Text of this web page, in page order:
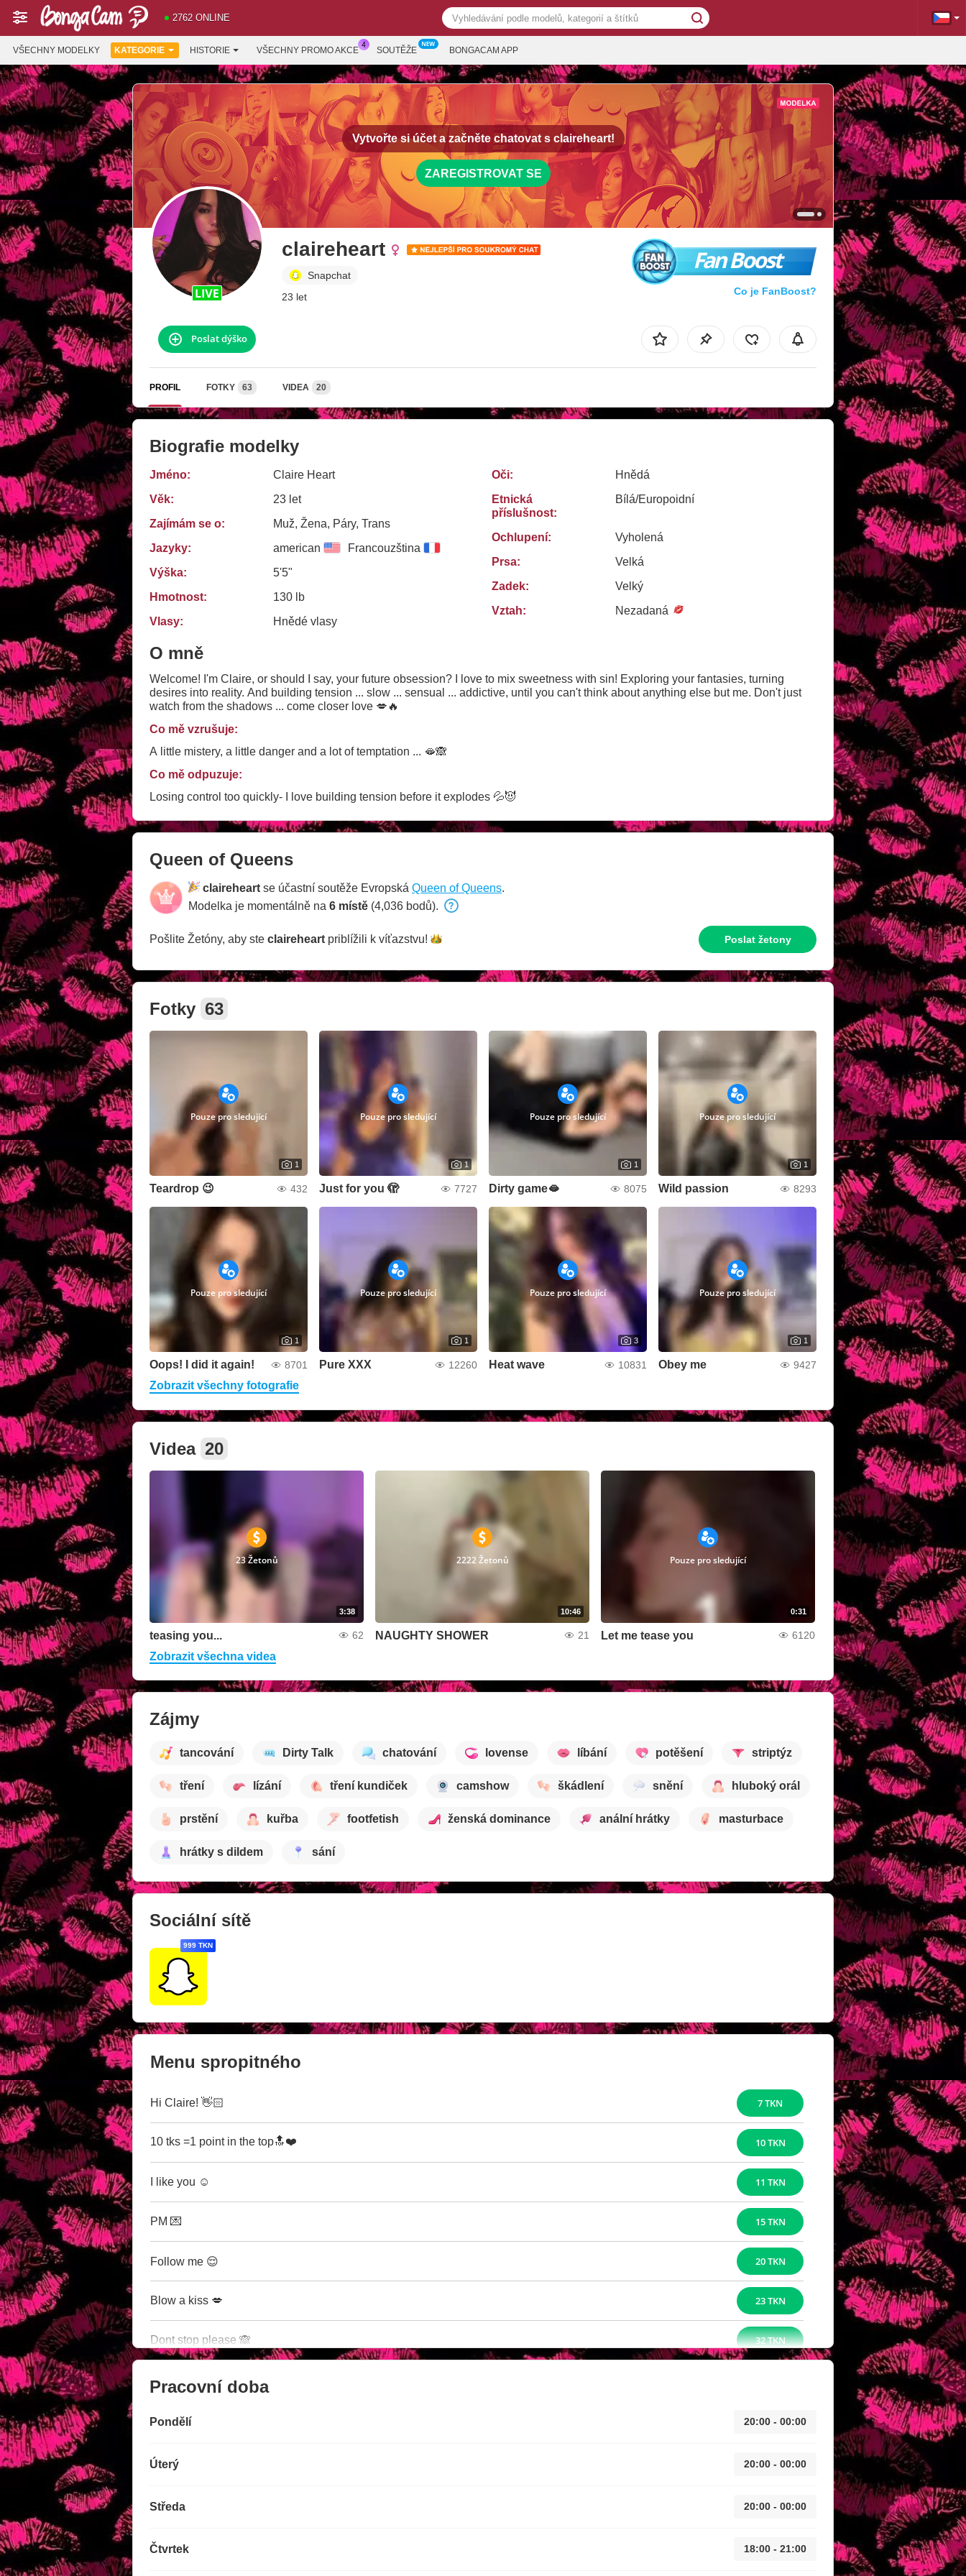
2762 ONLINE
VŠECHNY MODELKY KATEGORIE HISTORIE VŠECHNY PROMO AKCE SOUTĚŽE BONGACAM APP
Vytvořte si účet a začněte chatovat s claireheart!
ZAREGISTROVAT SE
claireheart
Snapchat
23 let
Fan Boost
Co je FanBoost?
Poslat dýško
PROFIL FOTKY 63 VIDEA 20
Biografie modelky
Jméno:
Claire Heart
Věk:
23 let
Zajímám se o:
Muž, Žena, Páry, Trans
Jazyky:
american Francouzština
Výška:
5'5"
Hmotnost:
130 lb
Vlasy:
Hnědé vlasy
Oči:
Hnědá
Etnická
příslušnost:
Bílá/Europoidní
Ochlupení:
Vyholená
Prsa:
Velká
Zadek:
Velký
Vztah:
Nezadaná
O mně
Welcome! I'm Claire, or should I say, your future obsession? I love to mix sweetness with sin! Exploring your fantasies, turning
desires into reality. And building tension ... slow ... sensual ... addictive, until you can't think about anything else but me. Don't just
watch from the shadows ... come closer love 💋🔥
Co mě vzrušuje:
A little mistery, a little danger and a lot of temptation ... 🫦🙈
Co mě odpuzuje:
Losing control too quickly- I love building tension before it explodes 💦😈
Queen of Queens
claireheart se účastní soutěže Evropská Queen of Queens.
Modelka je momentálně na 6 místě (4,036 bodů).
Pošlite Žetóny, aby ste claireheart priblížili k víťazstvu! Poslat žetony
Fotky 63
Pouze pro sledující
1
Teardrop 😉 432
Pouze pro sledující
1
Just for you 🫣 7727
Pouze pro sledující
1
Dirty game🫦 8075
Pouze pro sledující
1
Wild passion 8293
Pouze pro sledující
1
Oops! I did it again! 8701
Pouze pro sledující
1
Pure XXX 12260
Pouze pro sledující
3
Heat wave 10831
Pouze pro sledující
1
Obey me 9427
Zobrazit všechny fotografie
Videa 20
3:38
23 Žetonů
teasing you... 62
10:46
2222 Žetonů
NAUGHTY SHOWER 21
0:31
Pouze pro sledující
Let me tease you 6120
Zobrazit všechna videa
Zájmy
tancování Dirty Talk chatování lovense líbání potěšení striptýz
tření lízání tření kundiček camshow škádlení snění hluboký orál
prstění kuřba footfetish ženská dominance anální hrátky masturbace
hrátky s dildem sání
Sociální sítě
999 TKN
Menu spropitného
Hi Claire! 👋🏻 7 TKN
10 tks =1 point in the top🔝❤️ 10 TKN
I like you ☺️ 11 TKN
PM 💌 15 TKN
Follow me 😌 20 TKN
Blow a kiss 💋 23 TKN
Dont stop please 🙈 32 TKN
Pracovní doba
Pondělí 20:00 - 00:00
Úterý 20:00 - 00:00
Středa 20:00 - 00:00
Čtvrtek 18:00 - 21:00